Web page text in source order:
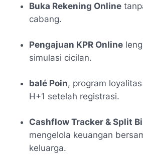
Buka Rekening Online
cabang.
Pengajuan KPR Online
simulasi cicilan.
balé Poin, program
H+1 setelah registrasi.
Cashflow Tracker & Split
mengelola keuangan
keluarga.